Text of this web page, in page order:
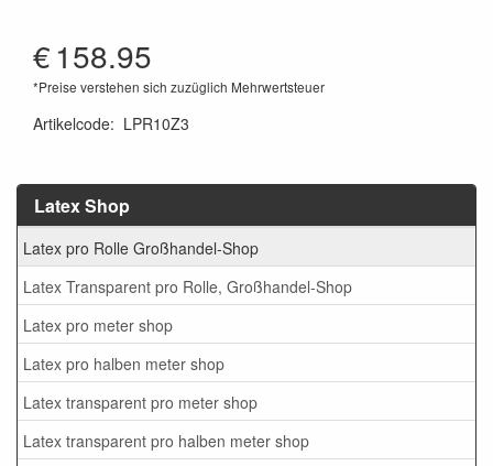
Latex Shop
Latex pro Rolle Großhandel-Shop
Latex Transparent pro Rolle, Großhandel-Shop
Latex pro meter shop
Latex pro halben meter shop
Latex transparent pro meter shop
Latex transparent pro halben meter shop
€158.95
*Preise verstehen sich zuzüglich Mehrwertsteuer
Artikelcode: LPR10Z3